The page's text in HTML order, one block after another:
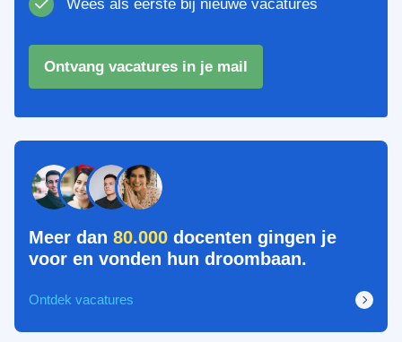
Wees als eerste bij nieuwe vacatures
Ontvang vacatures in je mail
Meer dan 80.000 docenten gingen je
voor en vonden hun droombaan.
Ontdek vacatures